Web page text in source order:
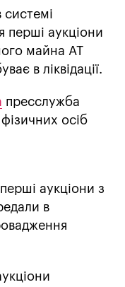
системі
перші аукціони
майна АТ
в ліквідації.
пресслужба
осіб
аукціони з
в